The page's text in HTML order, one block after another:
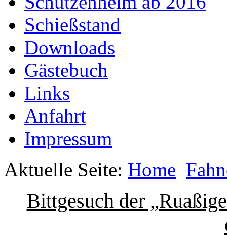
Schießstand
Downloads
Gästebuch
Links
Anfahrt
Impressum
Aktuelle Seite: Home
Bittgesuch der